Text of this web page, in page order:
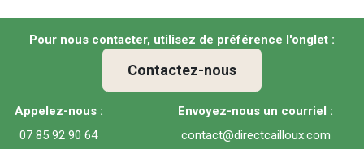
Pour nous contacter, utilisez de préférence l'onglet :
Contactez-nous
Appelez-nous :
07 85 92 90 64
Envoyez-nous un courriel :
contact@directcailloux.com